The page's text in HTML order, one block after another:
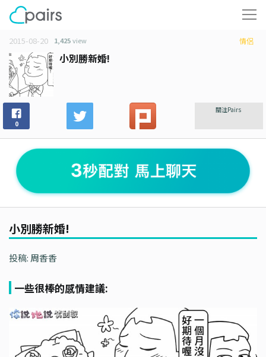
2015-08-20 1,425view 情侶
小別勝新婚!
0
關注Pairs
小別勝新婚!
投稿: 周香香
一些很棒的感情建議: